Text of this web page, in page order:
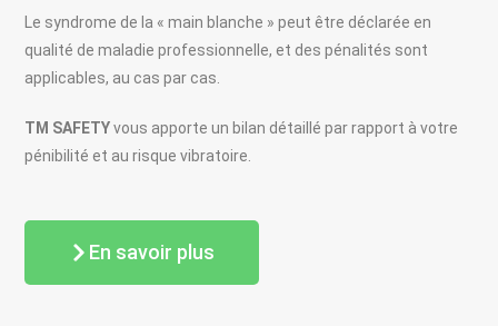
Le syndrome de la « main blanche » peut être déclarée en
qualité de maladie professionnelle, et des pénalités sont
applicables, au cas par cas.
TM SAFETYvous apporte un bilan détaillé par rapport à votre
pénibilité et au risque vibratoire.
En savoir plus